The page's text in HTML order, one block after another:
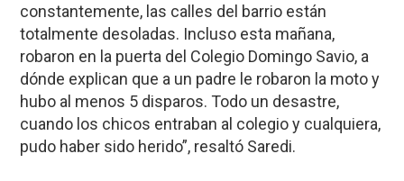
constantemente, las calles del barrio están
totalmente desoladas. Incluso esta mañana,
robaron en la puerta del Colegio Domingo Savio, a
dónde explican que a un padre le robaron la moto y
hubo al menos 5 disparos. Todo un desastre,
cuando los chicos entraban al colegio y cualquiera,
pudo haber sido herido”, resaltó Saredi.